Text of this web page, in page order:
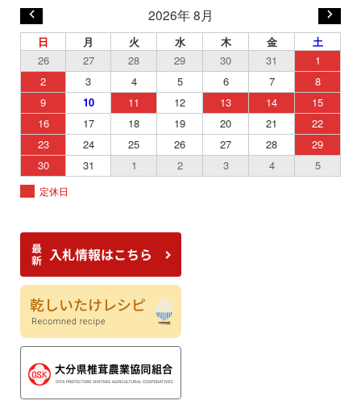
2026年 8月
日 月 火 水 木 金
土
26
27 28 29 30 31
1
2
3 4 5 6 7
8
9
10 11 12 13 14
15
16
17 18 19 20 21
22
23
24 25 26 27 28
29
30
31 1 2 3 4 5
定休日